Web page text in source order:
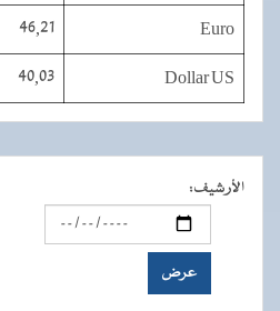
Euro
46,21
Dollar US
40,03
الأرشيف: